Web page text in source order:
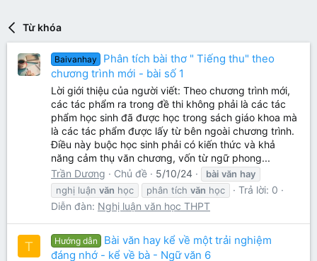
Từ khóa
Baivanhay
Phân tích bài thơ " Tiếng thu" theo
chương trình mới - bài số 1
Lời giới thiệu của người viết: Theo chương trình mới,
các tác phẩm ra trong đề thi không phải là các tác
phẩm học sinh đã được học trong sách giáo khoa mà
là các tác phẩm được lấy từ bên ngoài chương trình.
Điều này buộc học sinh phải có kiến thức và khả
năng cảm thụ văn chương, vốn từ ngữ phong...
Trần Dương
Chủ đề 5/10/24 bài văn hay
nghị luận văn học phân tích văn học
Trả lời: 0
Diễn đàn: Nghị luận văn học THPT
T Hướng dẫn
Bài văn hay kể về một trải nghiệm
đáng nhớ - kể về bà - Ngữ văn 6